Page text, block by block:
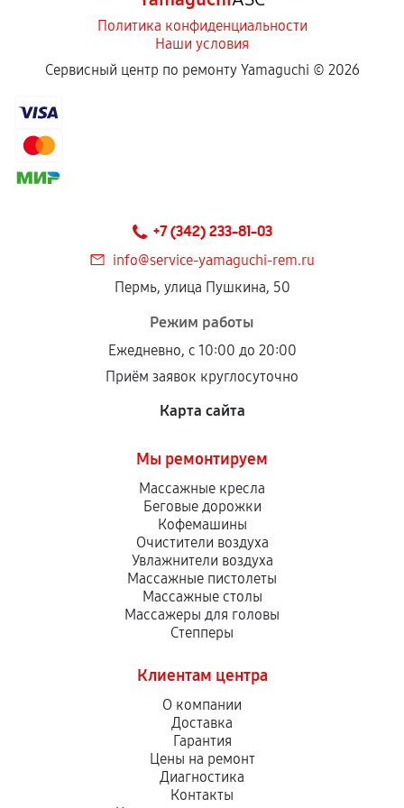
Политика конфиденциальности
Наши условия
Сервисный центр по ремонту Yamaguchi © 2026
+7 (342) 233-81-03
info@service-yamaguchi-rem.ru
Пермь, улица Пушкина, 50
Режим работы
Ежедневно, с 10:00 до 20:00
Приём заявок круглосуточно
Карта сайта
Мы ремонтируем
Массажные кресла
Беговые дорожки
Кофемашины
Очистители воздуха
Увлажнители воздуха
Массажные пистолеты
Массажные столы
Массажеры для головы
Степперы
Клиентам центра
О компании
Доставка
Гарантия
Цены на ремонт
Диагностика
Контакты